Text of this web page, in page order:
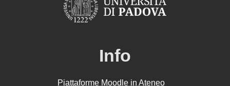
Info
Piattaforme Moodle in Ateneo